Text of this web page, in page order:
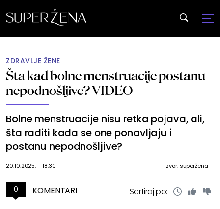
ZDRAVLJE ŽENE
Šta kad bolne menstruacije postanu
nepodnošljive? VIDEO
Bolne menstruacije nisu retka pojava, ali,
šta raditi kada se one ponavljaju i
postanu nepodnošljive?
20.10.2025. 18:30 Izvor: superžena
0 KOMENTARI Sortiraj po: